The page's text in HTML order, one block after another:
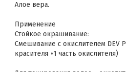
Алое вера.
Применение
Стойкое окрашивание:
Смешивание с окислителем DEV
красителя +1 часть окислителя)